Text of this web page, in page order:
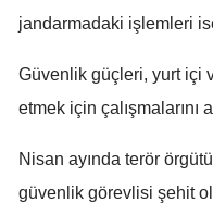
jandarmadaki işlemleri
Güvenlik güçleri, yurt içi
etmek için çalışmalarını
Nisan ayında terör
güvenlik görevlisi şehit